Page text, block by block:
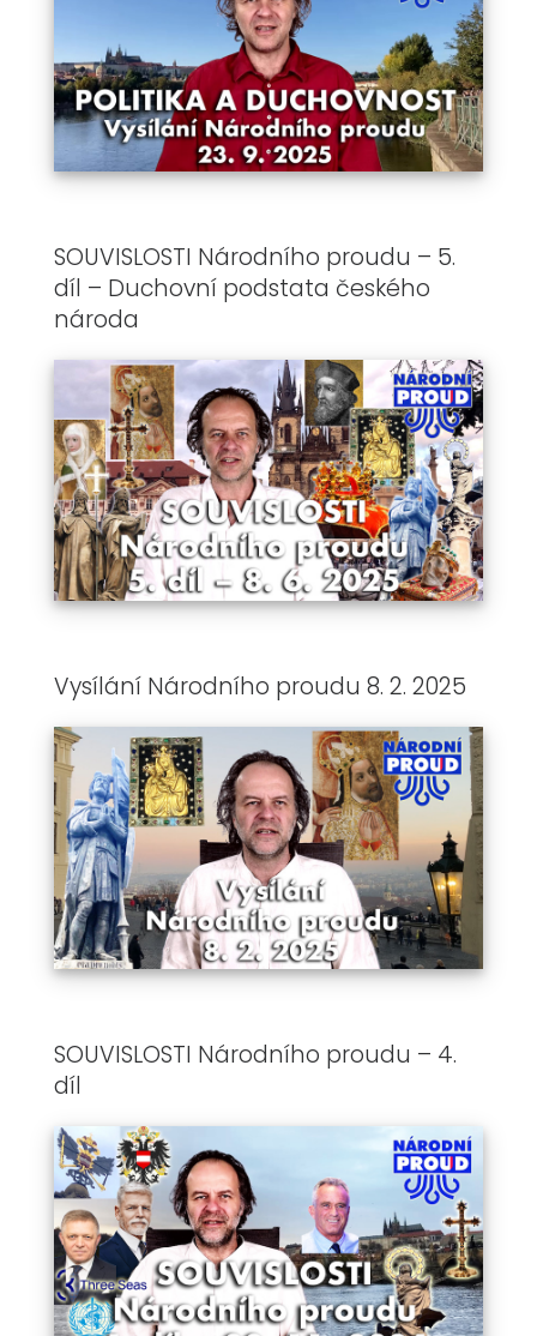
SOUVISLOSTI Národního proudu – 5.
díl – Duchovní podstata českého
národa
Vysílání Národního proudu 8. 2. 2025
SOUVISLOSTI Národního proudu – 4.
díl